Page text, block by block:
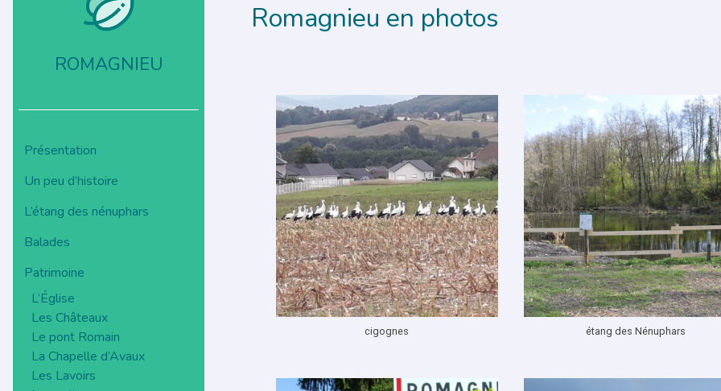
ROMAGNIEU
Présentation
Un peu d’histoire
L’étang des nénuphars
Balades
Patrimoine
L’Église
Les Châteaux
Le pont Romain
La Chapelle d’Avaux
Les Lavoirs
Romagnieu en photos
cigognes étang des Nénuphars